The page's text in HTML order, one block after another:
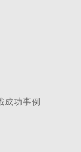
成功事例